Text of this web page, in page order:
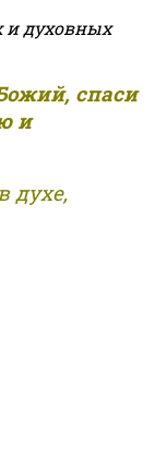
и духовных
спаси
и
духе,